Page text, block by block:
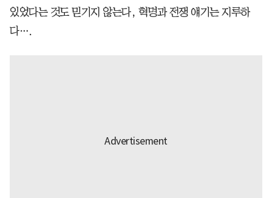
있었다는 것도 믿기지 않는다, 혁명과 전쟁 얘기는 지루하
다….